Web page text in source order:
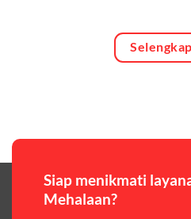
Hemat biaya dengan paket
premium,berikut ulasan
Paket Easy
Siap menikmati
Mehalaan?